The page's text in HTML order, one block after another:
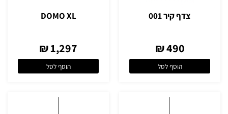
צדף קיר 001
490 ₪
הוסף לסל
DOMO XL
1,297 ₪
הוסף לסל